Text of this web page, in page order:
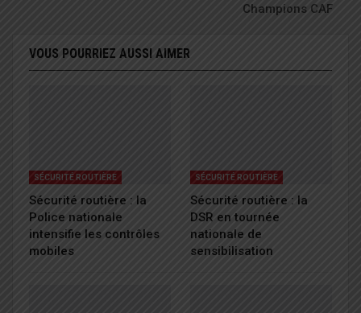
Champions CAF
VOUS POURRIEZ AUSSI AIMER
SÉCURITÉ ROUTIÈRE
Sécurité routière : la
Police nationale
intensifie les contrôles
mobiles
SÉCURITÉ ROUTIÈRE
Sécurité routière : la
DSR en tournée
nationale de
sensibilisation